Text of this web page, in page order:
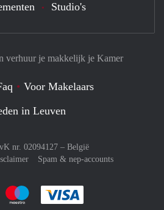
verhuur je makkelijk je Kamer
Voor Makelaars
in Leuven
nr. 02094127 – België
Spam & nep-accounts
af met Paypal
rekent gemakkelijk af met Mastercard
Je rekent gemakkelijk af met Meastro
Studio's